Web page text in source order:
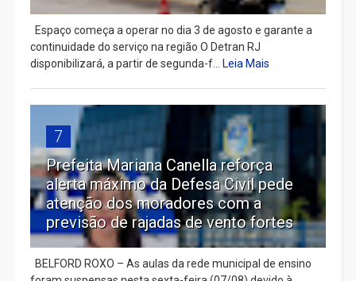
Espaço começa a operar no dia 3 de agosto e garante a
continuidade do serviço na região O Detran RJ
disponibilizará, a partir de segunda-f... Leia Mais
7
Prefeita Mariana Canella reforça
alerta máximo da Defesa Civil pede
atenção dos moradores com a
previsão de rajadas de vento fortes
BELFORD ROXO – As aulas da rede municipal de ensino